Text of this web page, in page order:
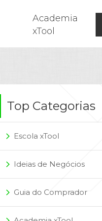
Academia
xTool
Top Categorias
arrow_forward_ios Escola xTool
arrow_forward_ios Ideias de Negócios
arrow_forward_ios Guia do Comprador